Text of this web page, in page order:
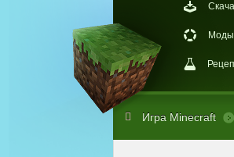
Моды
Игра Minecraft